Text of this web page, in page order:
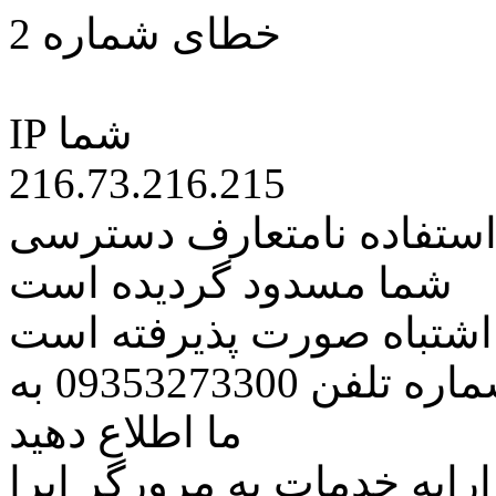
خطای شماره 2
IP شما
216.73.216.215
نامتعارف دسترسی
شما مسدود گردیده است
اشتباه صورت پذیرفته است
مراتب این مسئله را از طریق شماره تلفن 09353273300 به
ما اطلاع دهید
خدمات به مرورگر اپرا